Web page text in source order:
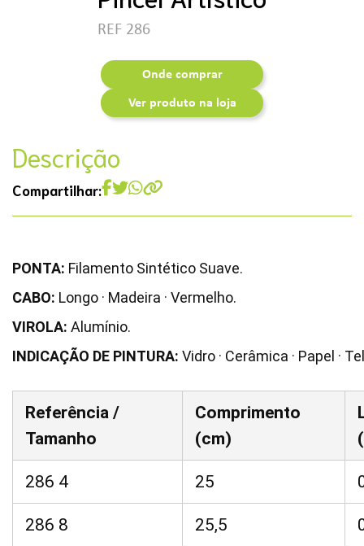
REF 286
Onde comprar
Ver produto na loja
Descrição
Compartilhar:
PONTA: Filamento Sintético Suave.
CABO: Longo · Madeira · Vermelho.
VIROLA: Alumínio.
INDICAÇÃO DE PINTURA: Vidro · Cerâmica · Papel ·
Referência /
Tamanho
Comprimento
(cm)
286 4 25
286 8 25,5